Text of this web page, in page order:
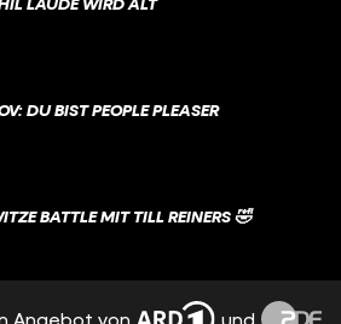
DU BIST PEOPLE PLEASER
BATTLE MIT TILL REINERS 🤣
Angebot von und